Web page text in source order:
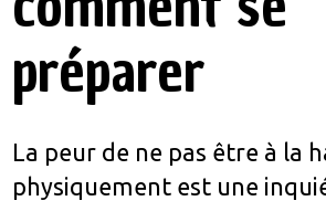
préparer
La peur de ne pas être à la
physiquement est une